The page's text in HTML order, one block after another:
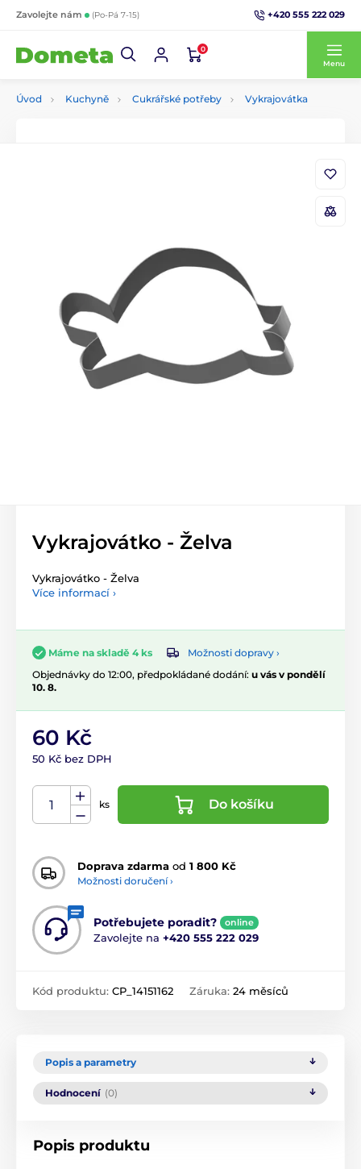
Zavolejte nám (Po-Pá 7-15) +420 555 222 029
0
Menu
Úvod Kuchyně Cukrářské potřeby Vykrajovátka
Vykrajovátko - Želva
Vykrajovátko - Želva
Více informací ›
Máme na skladě 4 ks
Možnosti dopravy ›
Objednávky do 12:00, předpokládané dodání: u vás v pondělí
10. 8.
60 Kč
50 Kč bez DPH
ks Do košíku
Doprava zdarma od 1 800 Kč
Možnosti doručení ›
Potřebujete poradit? online
Zavolejte na +420 555 222 029
Kód produktu: CP_14151162 Záruka: 24 měsíců
Popis a parametry
Hodnocení (0)
Popis produktu